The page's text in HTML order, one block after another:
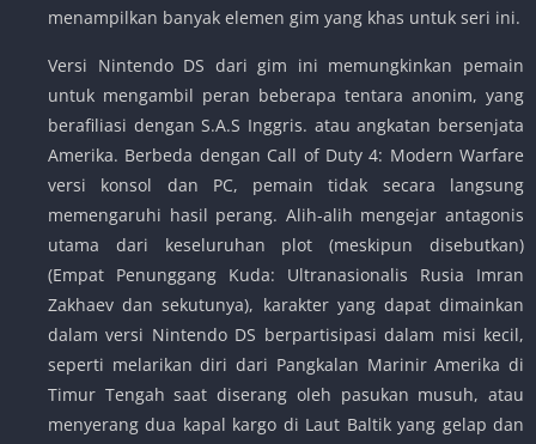
menampilkan banyak elemen gim yang khas untuk seri ini.
Versi Nintendo DS dari gim ini memungkinkan pemain
untuk mengambil peran beberapa tentara anonim, yang
berafiliasi dengan S.A.S Inggris. atau angkatan bersenjata
Amerika. Berbeda dengan Call of Duty 4: Modern Warfare
versi konsol dan PC, pemain tidak secara langsung
memengaruhi hasil perang. Alih-alih mengejar antagonis
utama dari keseluruhan plot (meskipun disebutkan)
(Empat Penunggang Kuda: Ultranasionalis Rusia Imran
Zakhaev dan sekutunya), karakter yang dapat dimainkan
dalam versi Nintendo DS berpartisipasi dalam misi kecil,
seperti melarikan diri dari Pangkalan Marinir Amerika di
Timur Tengah saat diserang oleh pasukan musuh, atau
menyerang dua kapal kargo di Laut Baltik yang gelap dan